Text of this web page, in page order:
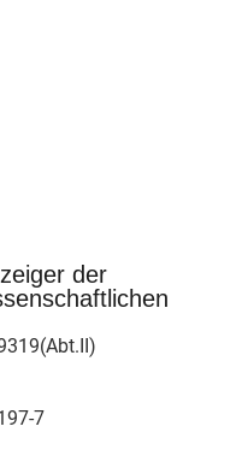
der
7